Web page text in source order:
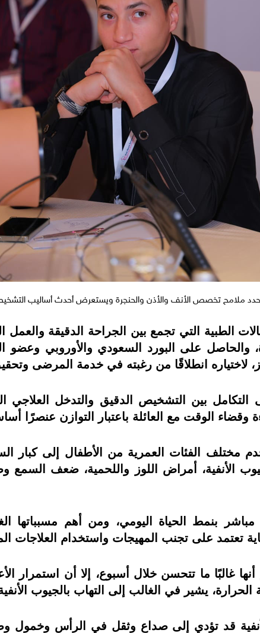
ملامح تخصص الأنف والأذن والحنجرة ويستعرض أحدث أساليب
الطبية التي تجمع بين الجراحة الدقيقة والعمل
على البورد السعودي والأوروبي وعضو
انطلاقًا من رغبته في خدمة المرضى
بين التشخيص الدقيق والتدخل العلاجي
وقضاء الوقت مع العائلة باعتبار التوازن عنصرًا
مختلف الفئات العمرية من الأطفال إلى كبار
الأنفية، أمراض اللوز واللحمية، ضعف
بنمط الحياة اليومي، ومن أهم مسبباتها
تعتمد على تجنب المهيجات واستخدام العلاجات
يشير في الغالب إلى التهاب بالجيوب
قد تؤدي إلى صداع وثقل في الرأس وخمول